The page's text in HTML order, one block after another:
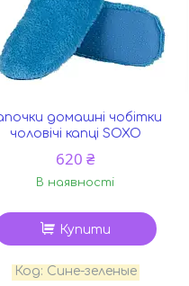
домашні чобітки
чоловічі капці SOXO
620 ₴
В наявності
Купити
Сине-зеленые